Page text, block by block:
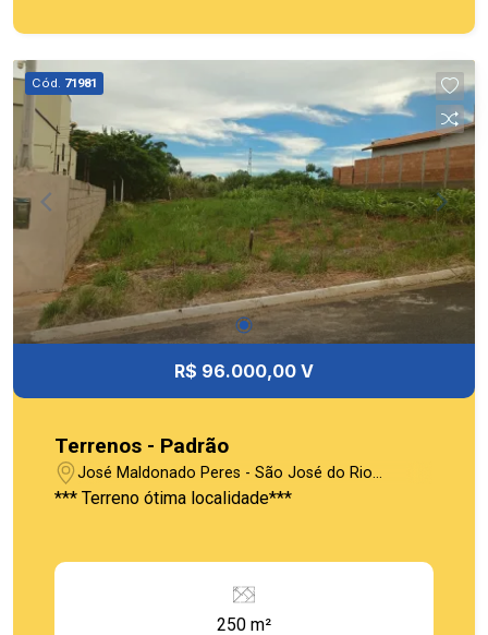
Cód. 71981
R$ 96.000,00 V
Terrenos - Padrão
José Maldonado Peres - São José do Rio
Pardo/SP
*** Terreno ótima localidade***
250 m²